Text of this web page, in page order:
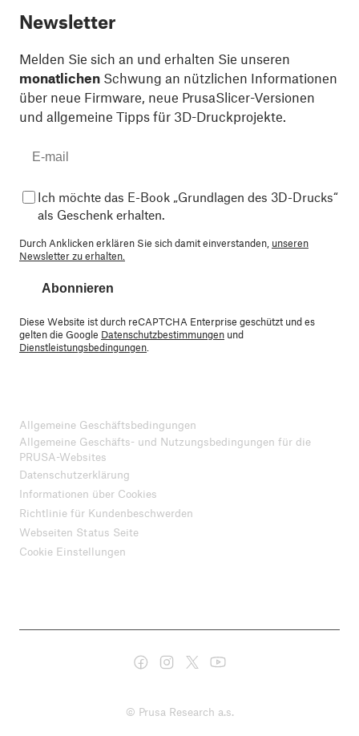
Newsletter
Melden Sie sich an und erhalten Sie unseren
monatlichen Schwung an nützlichen Informationen
über neue Firmware, neue PrusaSlicer-Versionen
und allgemeine Tipps für 3D-Druckprojekte.
Ich möchte das E-Book „Grundlagen des 3D-Drucks“
als Geschenk erhalten.
Durch Anklicken erklären Sie sich damit einverstanden, unseren
Newsletter zu erhalten.
Abonnieren
Diese Website ist durch reCAPTCHA Enterprise geschützt und es
gelten die Google Datenschutzbestimmungen und
Dienstleistungsbedingungen
Allgemeine Geschäftsbedingungen
Allgemeine Geschäfts- und Nutzungsbedingungen für die
PRUSA-Websites
Datenschutzerklärung
Informationen über Cookies
Richtlinie für Kundenbeschwerden
Webseiten Status Seite
Cookie Einstellungen
© Prusa Research a.s.